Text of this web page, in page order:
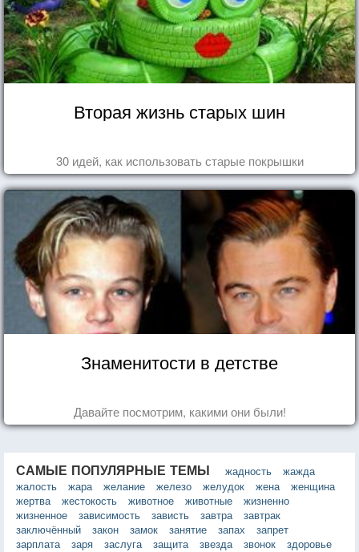
Вторая жизнь старых шин
30 идей, как использовать старые покрышки
Знаменитости в детстве
Давайте посмотрим, какими они были!
САМЫЕ ПОПУЛЯРНЫЕ ТЕМЫ жадность
жажда
жалость
жара желание железо желудок жена
женщина
жертва
жестокость животное животные
жизненно
жизненное
зависимость зависть завтра
завтрак
заключённый
закон замок занятие запах
запрет
зарплата
заря заслуга защита звезда звонок
здоровье